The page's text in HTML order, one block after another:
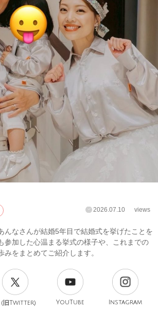
2026.07.10 views
んなさんが結婚5年目で結婚式を挙げたことを
参加した心温まる挙式の様子や、これまでの
をまとめてご紹介します。
(旧Twitter) YouTube Instagram